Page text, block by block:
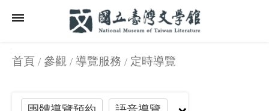
跳到主要內容區塊
首頁
參觀 導覽服務 定時導覽